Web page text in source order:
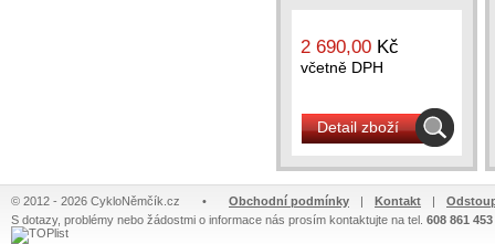
2 690,00 Kč
včetně DPH
Detail zboží
© 2012 - 2026 CykloNěmčík.cz • Obchodní podmínky | Kontakt |
S dotazy, problémy nebo žádostmi o informace nás prosím kontaktujte na tel. 608 861 453